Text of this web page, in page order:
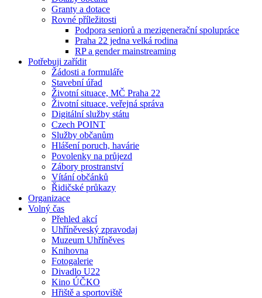
Granty a dotace
Rovné příležitosti
Podpora seniorů a mezigenerační spolupráce
Praha 22 jedna velká rodina
RP a gender mainstreaming
Potřebuji zařídit
Žádosti a formuláře
Stavební úřad
Životní situace, MČ Praha 22
Životní situace, veřejná správa
Digitální služby státu
Czech POINT
Služby občanům
Hlášení poruch, havárie
Povolenky na průjezd
Zábory prostranství
Vítání občánků
Řidičské průkazy
Organizace
Volný čas
Přehled akcí
Uhříněveský zpravodaj
Muzeum Uhříněves
Knihovna
Fotogalerie
Divadlo U22
Kino ÚČKO
Hřiště a sportoviště